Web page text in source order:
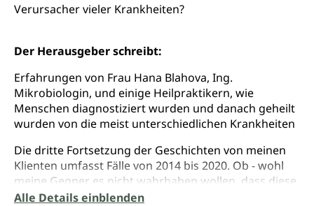
Verursacher vieler Krankheiten?
Der Herausgeber schreibt:
Erfahrungen von Frau Hana Blahova, Ing.
Mikrobiologin, und einige Heilpraktikern, wie
Menschen diagnostiziert wurden und danach geheilt
wurden von die meist unterschiedlichen Krankheiten
Die dritte Fortsetzung der Geschichten von meinen
Klienten umfasst Fälle von 2014 bis 2020. Ob - wohl
meine Gegner es nicht wahrhaben wollen, dass diese
Geschichten von realen Personen ge - schrieben
Alle Details einblenden